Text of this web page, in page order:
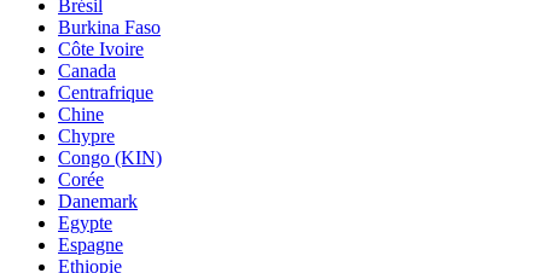
Brésil
Burkina Faso
Côte Ivoire
Canada
Centrafrique
Chine
Chypre
Congo (KIN)
Corée
Danemark
Egypte
Espagne
Ethiopie